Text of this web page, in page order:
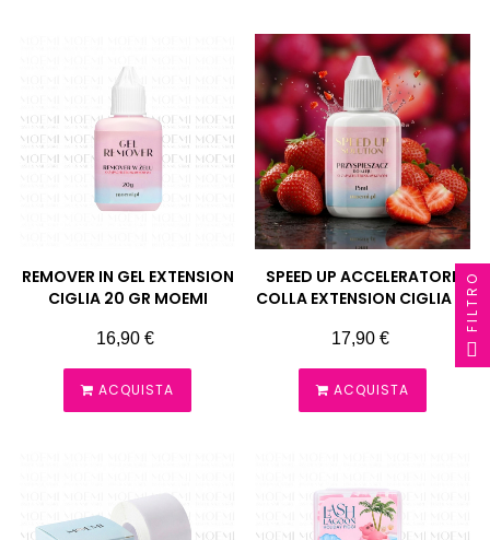
REMOVER IN GEL EXTENSION
CIGLIA 20 GR MOEMI
Prezzo
16,90 €
ACQUISTA
SPEED UP ACCELERATORE
COLLA EXTENSION CIGLIA 15
Prezzo
17,90 €
ACQUISTA
FILTRO